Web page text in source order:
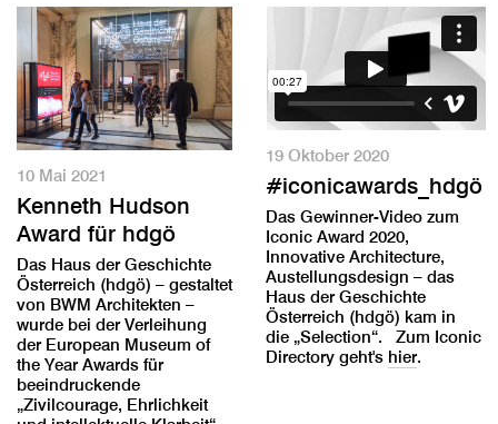
10 Mai 2021
Kenneth Hudson
Award für hdgö
Das Haus der Geschichte
Österreich (hdgö) – gestaltet
von BWM Architekten –
wurde bei der Verleihung
der European Museum of
the Year Awards für
beeindruckende
„Zivilcourage, Ehrlichkeit
19 Oktober 2020
#iconicawards_hdgö
Das Gewinner-Video zum
Iconic Award 2020,
Innovative Architecture,
Austellungsdesign – das
Haus der Geschichte
Österreich (hdgö) kam in
die „Selection“. Zum Iconic
Directory geht's hier.